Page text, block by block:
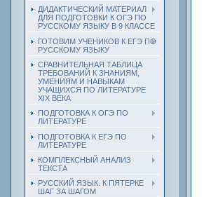
ДИДАКТИЧЕСКИЙ МАТЕРИАЛ
ДЛЯ ПОДГОТОВКИ К ОГЭ ПО
РУССКОМУ ЯЗЫКУ В 9 КЛАССЕ
ГОТОВИМ УЧЕНИКОВ К ЕГЭ ПО
РУССКОМУ ЯЗЫКУ
СРАВНИТЕЛЬНАЯ ТАБЛИЦА
ТРЕБОВАНИЙ К ЗНАНИЯМ,
УМЕНИЯМ И НАВЫКАМ
УЧАЩИХСЯ ПО ЛИТЕРАТУРЕ
ХIХ ВЕКА
ПОДГОТОВКА К ОГЭ ПО
ЛИТЕРАТУРЕ
ПОДГОТОВКА К ЕГЭ ПО
ЛИТЕРАТУРЕ
КОМПЛЕКСНЫЙ АНАЛИЗ
ТЕКСТА
РУССКИЙ ЯЗЫК. К ПЯТЕРКЕ
ШАГ ЗА ШАГОМ